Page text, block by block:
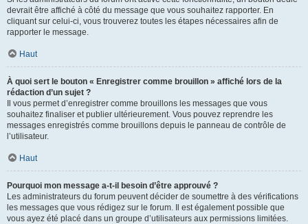
devrait être affiché à côté du message que vous souhaitez rapporter. En
cliquant sur celui-ci, vous trouverez toutes les étapes nécessaires afin de
rapporter le message.
Haut
À quoi sert le bouton « Enregistrer comme brouillon » affiché lors de la
rédaction d’un sujet ?
Il vous permet d’enregistrer comme brouillons les messages que vous
souhaitez finaliser et publier ultérieurement. Vous pouvez reprendre les
messages enregistrés comme brouillons depuis le panneau de contrôle de
l’utilisateur.
Haut
Pourquoi mon message a-t-il besoin d’être approuvé ?
Les administrateurs du forum peuvent décider de soumettre à des vérifications
les messages que vous rédigez sur le forum. Il est également possible que
vous ayez été placé dans un groupe d’utilisateurs aux permissions limitées.